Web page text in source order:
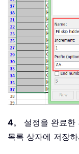
4。 설정을 완료한
목록 상자에 저장